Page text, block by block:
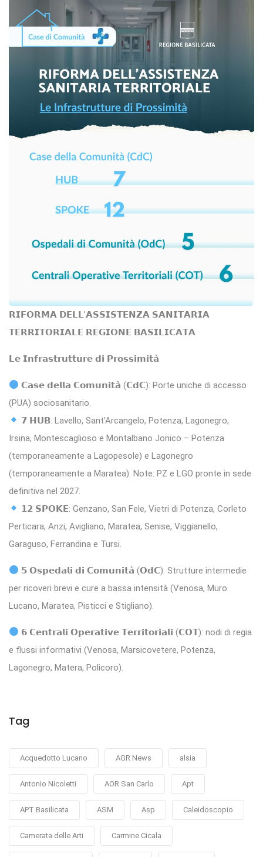
𝗥𝗜𝗙𝗢𝗥𝗠𝗔 𝗗𝗘𝗟𝗟’𝗔𝗦𝗦𝗜𝗦𝗧𝗘𝗡𝗭𝗔 𝗦𝗔𝗡𝗜𝗧𝗔𝗥𝗜𝗔
𝗧𝗘𝗥𝗥𝗜𝗧𝗢𝗥𝗜𝗔𝗟𝗘 𝗥𝗘𝗚𝗜𝗢𝗡𝗘 𝗕𝗔𝗦𝗜𝗟𝗜𝗖𝗔𝗧𝗔
𝗟𝗲 𝗜𝗻𝗳𝗿𝗮𝘀𝘁𝗿𝘂𝘁𝘁𝘂𝗿𝗲 𝗱𝗶 𝗣𝗿𝗼𝘀𝘀𝗶𝗺𝗶𝘁𝗮̀
𝗖𝗮𝘀𝗲 𝗱𝗲𝗹𝗹𝗮 𝗖𝗼𝗺𝘂𝗻𝗶𝘁𝗮̀ (𝗖𝗱𝗖): Porte uniche di accesso
(PUA) sociosanitario.
𝟳 𝗛𝗨𝗕: Lavello, Sant’Arcangelo, Potenza, Lagonegro,
Irsina, Montescaglioso e Montalbano Jonico – Potenza
(temporaneamente a Lagopesole) e Lagonegro
(temporaneamente a Maratea). Note: PZ e LGO pronte in sede
definitiva nel 2027.
𝟭𝟮 𝗦𝗣𝗢𝗞𝗘: Genzano, San Fele, Vietri di Potenza, Corleto
Perticara, Anzi, Avigliano, Maratea, Senise, Viggianello,
Garaguso, Ferrandina e Tursi.
𝟱 𝗢𝘀𝗽𝗲𝗱𝗮𝗹𝗶 𝗱𝗶 𝗖𝗼𝗺𝘂𝗻𝗶𝘁𝗮̀ (𝗢𝗱𝗖): Strutture intermedie
per ricoveri brevi e cure a bassa intensità (Venosa, Muro
Lucano, Maratea, Pisticci e Stigliano).
𝟲 𝗖𝗲𝗻𝘁𝗿𝗮𝗹𝗶 𝗢𝗽𝗲𝗿𝗮𝘁𝗶𝘃𝗲 𝗧𝗲𝗿𝗿𝗶𝘁𝗼𝗿𝗶𝗮𝗹𝗶 (𝗖𝗢𝗧): nodi di regia
e flussi informativi (Venosa, Marsicovetere, Potenza,
Lagonegro, Matera, Policoro).
Tag
Acquedotto Lucano AGR News alsia
Antonio Nicoletti AOR San Carlo Apt
APT Basilicata ASM Asp Caleidoscopio
Camerata delle Arti Carmine Cicala